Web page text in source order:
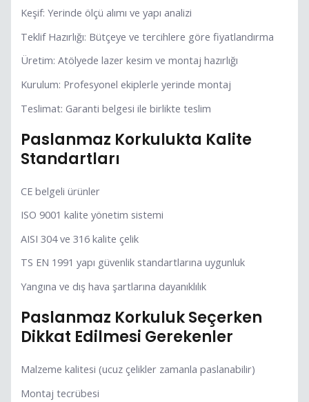
Keşif: Yerinde ölçü alımı ve yapı analizi
Teklif Hazırlığı: Bütçeye ve tercihlere göre fiyatlandırma
Üretim: Atölyede lazer kesim ve montaj hazırlığı
Kurulum: Profesyonel ekiplerle yerinde montaj
Teslimat: Garanti belgesi ile birlikte teslim
Paslanmaz Korkulukta Kalite
Standartları
CE belgeli ürünler
ISO 9001 kalite yönetim sistemi
AISI 304 ve 316 kalite çelik
TS EN 1991 yapı güvenlik standartlarına uygunluk
Yangına ve dış hava şartlarına dayanıklılık
Paslanmaz Korkuluk Seçerken
Dikkat Edilmesi Gerekenler
Malzeme kalitesi (ucuz çelikler zamanla paslanabilir)
Montaj tecrübesi